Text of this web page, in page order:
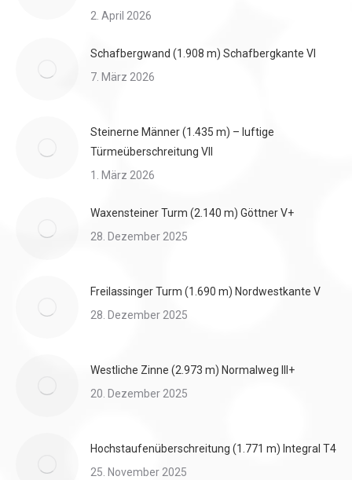
2. April 2026
Schafbergwand (1.908 m) Schafbergkante VI
7. März 2026
Steinerne Männer (1.435 m) – luftige
Türmeüberschreitung VII
1. März 2026
Waxensteiner Turm (2.140 m) Göttner V+
28. Dezember 2025
Freilassinger Turm (1.690 m) Nordwestkante V
28. Dezember 2025
Westliche Zinne (2.973 m) Normalweg III+
20. Dezember 2025
Hochstaufenüberschreitung (1.771 m) Integral T4
25. November 2025